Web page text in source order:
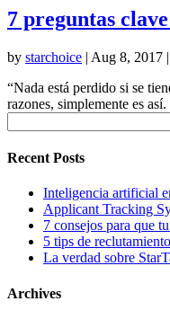
7 preguntas
by starchoice | Aug 8, 2017 |
“Nada está perdido si se
razones, simplemente es
for:
Recent Posts
Inteligencia artificial
Applicant Tracking
7 consejos para que
5 tips de
La verdad sobre
Archives